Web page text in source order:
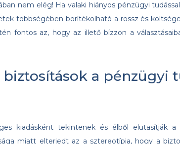
nem elég! Ha valaki hiányos pénzügyi
többségében borítékolható a rossz és
fontos az, hogy az illető bízzon a
a pénzügyi
kiadásként tekintenek és élből elutasítják a
miatt elterjedt az a sztereotípia, hogy a